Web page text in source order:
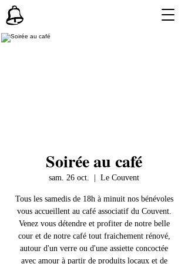
Soirée au café
sam. 26 oct. Le Couvent
Tous les samedis de 18h à minuit nos bénévoles
vous accueillent au café associatif du Couvent.
Venez vous détendre et profiter de notre belle
cour et de notre café tout fraichement rénové,
autour d'un verre ou d'une assiette concoctée
avec amour à partir de produits locaux et de